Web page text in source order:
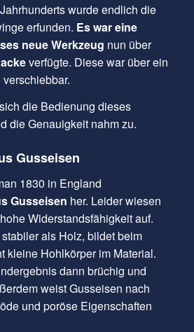
wurde endlich die
erfunden. Es war eine
neue Werkzeug nun über
verfügte. Diese war über ein
die Bedienung dieses
die Genauigkeit nahm zu.
Gusseisen
1830 in England
Gusseisen her. Leider wiesen
Widerstandsfähigkeit auf.
als Holz, bildet beim
kleine Hohlkörper im Material.
dann brüchig und
weist Gusseisen nach
und poröse Eigenschaften